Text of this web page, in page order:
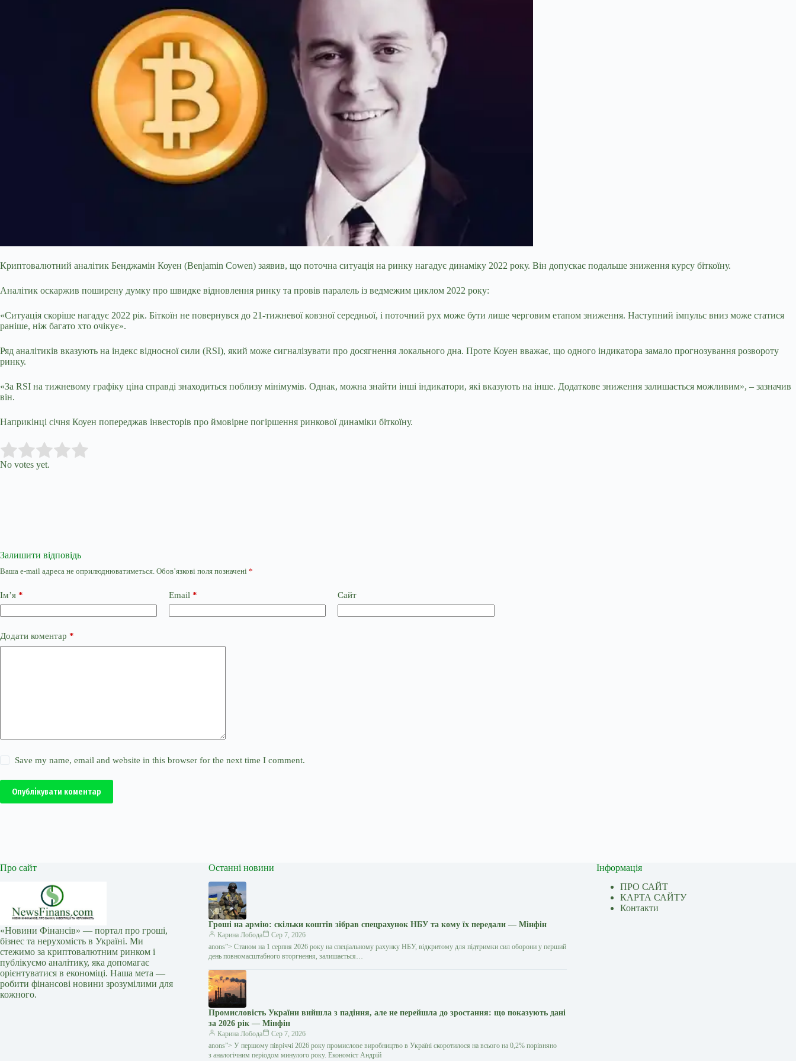
Криптовалютний аналітик Бенджамін Коуен (Benjamin Cowen) заявив, що поточна ситуація на ринку нагадує динаміку 2022 року. Він допускає подальше зниження курсу біткоїну.
Аналітик оскаржив поширену думку про швидке відновлення ринку та провів паралель із ведмежим циклом 2022 року:
«Ситуація скоріше нагадує 2022 рік. Біткоїн не повернувся до 21-тижневої ковзної середньої, і поточний рух може бути лише черговим етапом зниження. Наступний імпульс вниз може статися
раніше, ніж багато хто очікує».
Ряд аналітиків вказують на індекс відносної сили (RSI), який може сигналізувати про досягнення локального дна. Проте Коуен вважає, що одного індикатора замало прогнозування розвороту
ринку.
«За RSI на тижневому графіку ціна справді знаходиться поблизу мінімумів. Однак, можна знайти інші індикатори, які вказують на інше. Додаткове зниження залишається можливим», – зазначив
він.
Наприкінці січня Коуен попереджав інвесторів про ймовірне погіршення ринкової динаміки біткоїну.
Rate this item:
No votes yet.
Залишити відповідь
Ваша e-mail адреса не оприлюднюватиметься. Обов’язкові поля позначені *
Ім’я * Email * Сайт
Додати коментар *
Save my name, email and website in this browser for the next time I comment.
Опублікувати коментар
Про сайт
«Новини Фінансів» — портал про гроші,
бізнес та нерухомість в Україні. Ми
стежимо за криптовалютним ринком і
публікуємо аналітику, яка допомагає
орієнтуватися в економіці. Наша мета —
робити фінансові новини зрозумілими для
кожного.
Останні новини
Гроші на армію: скільки коштів зібрав спецрахунок НБУ та кому їх передали — Мінфін
Карина Лобода
Сер 7, 2026
anons”> Станом на 1 серпня 2026 року на спеціальному рахунку НБУ, відкритому для підтримки сил оборони у перший
день повномасштабного вторгнення, залишається…
Промисловість України вийшла з падіння, але не перейшла до зростання: що показують дані
за 2026 рік — Мінфін
Карина Лобода
Сер 7, 2026
anons”> У першому півріччі 2026 року промислове виробництво в Україні скоротилося на всього на 0,2% порівняно
з аналогічним періодом минулого року. Економіст Андрій
Інформація
ПРО САЙТ
КАРТА САЙТУ
Контакти